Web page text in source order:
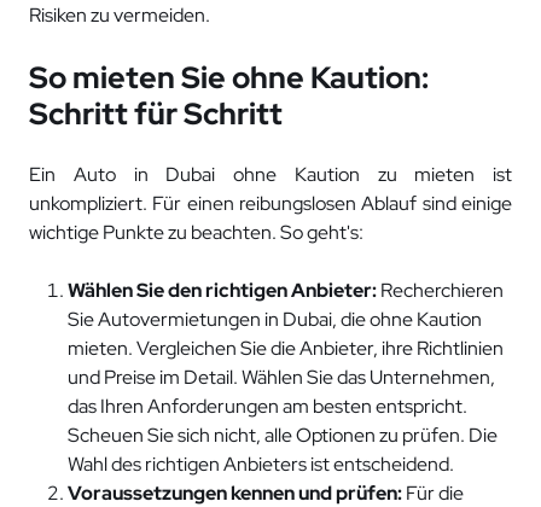
Risiken zu vermeiden.
So mieten Sie ohne Kaution:
Schritt für Schritt
Ein Auto in Dubai ohne Kaution zu mieten ist
unkompliziert. Für einen reibungslosen Ablauf sind einige
wichtige Punkte zu beachten. So geht's:
Wählen Sie den richtigen Anbieter:Recherchieren
Sie Autovermietungen in Dubai, die ohne Kaution
mieten. Vergleichen Sie die Anbieter, ihre Richtlinien
und Preise im Detail. Wählen Sie das Unternehmen,
das Ihren Anforderungen am besten entspricht.
Scheuen Sie sich nicht, alle Optionen zu prüfen. Die
Wahl des richtigen Anbieters ist entscheidend.
Voraussetzungen kennen und prüfen:Für die